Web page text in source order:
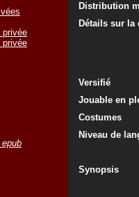
privée
privée
epub
Distribution
Détails sur
Versifié
Jouable en
Costumes
Niveau de
Synopsis